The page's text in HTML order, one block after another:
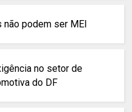
podem ser MEI
no setor de
do DF